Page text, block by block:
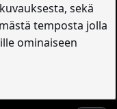
sekä
temposta jolla
ominaiseen